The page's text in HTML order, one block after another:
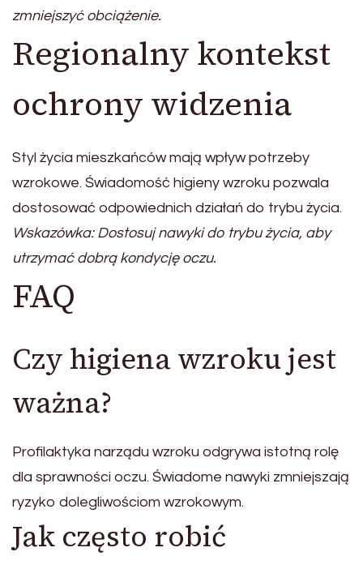
zmniejszyć obciążenie.
Regionalny kontekst
ochrony widzenia
Styl życia mieszkańców mają wpływ potrzeby
wzrokowe. Świadomość higieny wzroku pozwala
dostosować odpowiednich działań do trybu życia.
Wskazówka: Dostosuj nawyki do trybu życia, aby
utrzymać dobrą kondycję oczu.
FAQ
Czy higiena wzroku jest
ważna?
Profilaktyka narządu wzroku odgrywa istotną rolę
dla sprawności oczu. Świadome nawyki zmniejszają
ryzyko dolegliwościom wzrokowym.
Jak często robić